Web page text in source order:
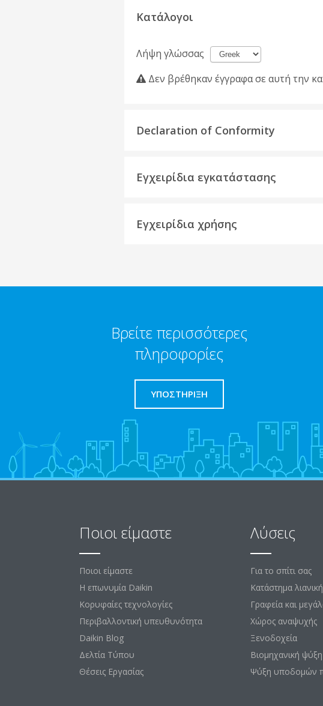
Κατάλογοι
Λήψη γλώσσας
Δεν βρέθηκαν έγγραφα σε αυτή την
Declaration of Conformity
Εγχειρίδια εγκατάστασης
Εγχειρίδια χρήσης
Βρείτε περισσότερες
πληροφορίες
ΥΠΟΣΤΗΡΙΞΗ
Ποιοι είμαστε
Ποιοι είμαστε
Η επωνυμία Daikin
Κορυφαίες τεχνολογίες
Περιβαλλοντική υπευθυνότητα
Daikin Blog
Δελτία Τύπου
Θέσεις Εργασίας
Λύσεις
Για το σπίτι σας
Κατάστημα
Γραφεία και
Χώρος αναψυχής
Ξενοδοχεία
Βιομηχανική ψύξη
Ψύξη υποδομών